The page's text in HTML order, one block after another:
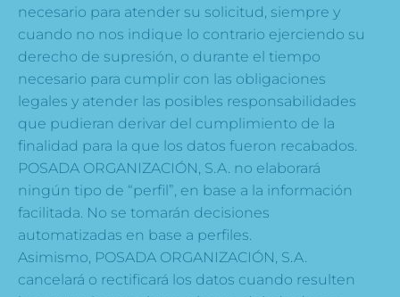
necesario para atender su solicitud, siempre y
cuando no nos indique lo contrario ejerciendo su
derecho de supresión, o durante el tiempo
necesario para cumplir con las obligaciones
legales y atender las posibles responsabilidades
que pudieran derivar del cumplimiento de la
finalidad para la que los datos fueron recabados.
POSADA ORGANIZACIÓN, S.A. no elaborará
ningún tipo de “perfil”, en base a la información
facilitada. No se tomarán decisiones
automatizadas en base a perfiles.
Asimismo, POSADA ORGANIZACIÓN, S.A.
cancelará o rectificará los datos cuando resulten